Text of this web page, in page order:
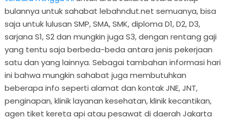
bulannya untuk sahabat lebahndut.net semuanya, bisa
saja untuk lulusan SMP, SMA, SMK, diploma D1, D2, D3,
sarjana S1, S2 dan mungkin juga S3, dengan rentang gaji
yang tentu saja berbeda-beda antara jenis pekerjaan
satu dan yang lainnya. Sebagai tambahan informasi hari
ini bahwa mungkin sahabat juga membutuhkan
beberapa info seperti alamat dan kontak JNE, JNT,
penginapan, klinik layanan kesehatan, klinik kecantikan,
agen tiket kereta api atau pesawat di daerah Jakarta